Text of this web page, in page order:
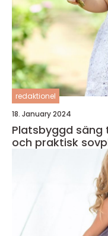
redaktionel
18. January 2024
Platsbyggd säng
och praktisk